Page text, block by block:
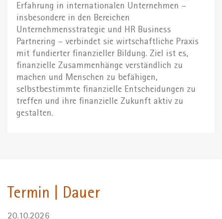
Erfahrung in internationalen Unternehmen –
insbesondere in den Bereichen
Unternehmensstrategie und HR Business
Partnering – verbindet sie wirtschaftliche Praxis
mit fundierter finanzieller Bildung. Ziel ist es,
finanzielle Zusammenhänge verständlich zu
machen und Menschen zu befähigen,
selbstbestimmte finanzielle Entscheidungen zu
treffen und ihre finanzielle Zukunft aktiv zu
gestalten.
Termin | Dauer
20.10.2026